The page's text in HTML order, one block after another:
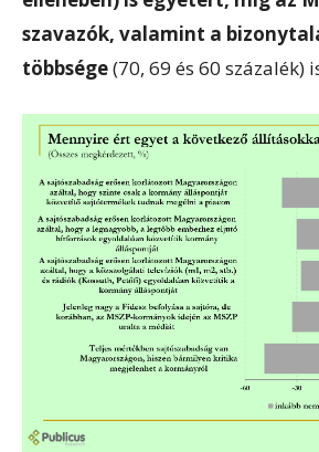
szavazók, valamint a
többsége(70, 69 és 60 százalék)